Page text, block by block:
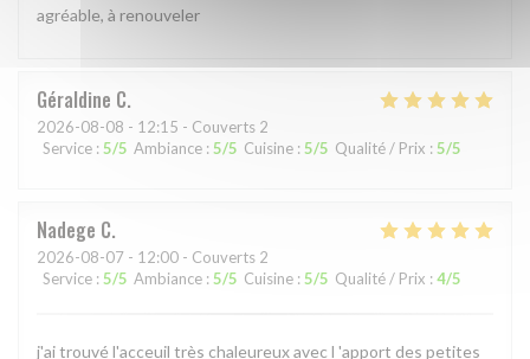
agréable, à renouveler
Géraldine C
2026-08-08 - 12:15 - Couverts 2
Service : 5/5 Ambiance : 5/5 Cuisine :5/5 Qualité / Prix : 5/5
Nadege C
2026-08-07 - 12:00 - Couverts 2
Service : 5/5 Ambiance : 5/5 Cuisine : 5/5 Qualité / Prix : 4/5
j'ai trouvé l'acceuil très chaleureux avec l 'apport des petites